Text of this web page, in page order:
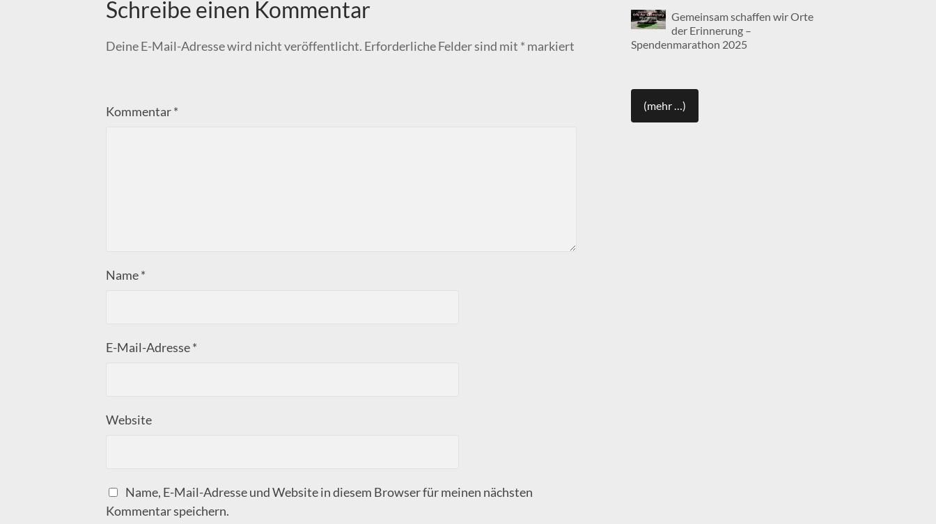
Schreibe einen Kommentar
Deine E-Mail-Adresse wird nicht veröffentlicht. Erforderliche Felder sind mit * markiert
Kommentar*
Name*
E-Mail-Adresse*
Website
Name, E-Mail-Adresse und Website in diesem Browser für meinen nächsten
Kommentar speichern.
Gemeinsam schaffen wir Orte
der Erinnerung –
Spendenmarathon 2025